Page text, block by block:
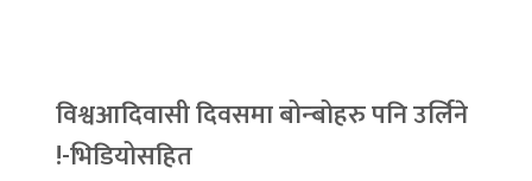
विश्वआदिवासी दिवसमा बोन्बोहरु पनि उर्लिने
!-भिडियोसहित